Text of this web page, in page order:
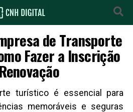
de Transporte
Fazer a Inscrição
turístico é essencial para
memoráveis e seguras